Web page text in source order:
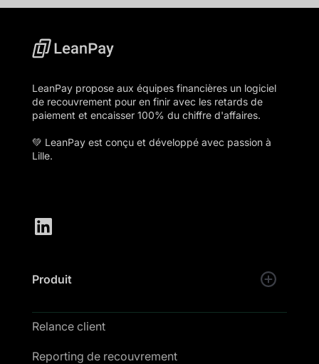
LeanPay propose aux équipes financières un logiciel
de recouvrement pour en finir avec les retards de
paiement et encaisser 100% du chiffre d'affaires.
💚 LeanPay est conçu et développé avec passion à
Lille.
Produit
Relance client
Reporting de recouvrement